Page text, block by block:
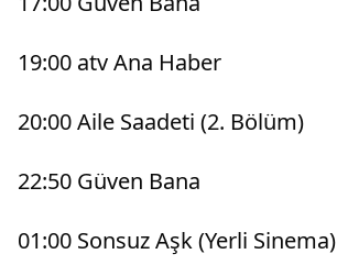
19:00 atv Ana Haber
20:00 Aile Saadeti (2. Bölüm)
22:50 Güven Bana
01:00 Sonsuz Aşk (Yerli Sinema)